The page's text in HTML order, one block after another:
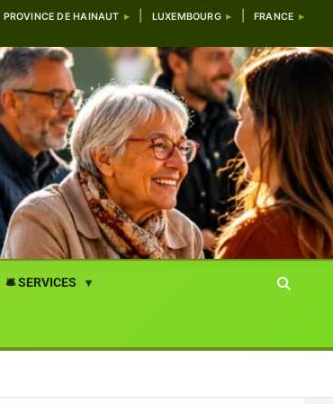
PROVINCE DE HAINAUT LUXEMBOURG FRANCE
🛎️ SERVICES